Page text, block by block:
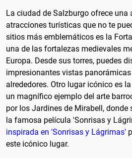
La ciudad de Salzburgo ofrece una
atracciones turísticas que no te
sitios más emblemáticos es la
una de las fortalezas medievales
Europa. Desde sus torres, puedes
impresionantes vistas
alrededores. Otro lugar icónico es
un magnífico ejemplo del arte
por los Jardines de Mirabell, donde
la famosa película 'Sonrisas y
inspirada en 'Sonrisas y Lágrimas'
este icónico lugar.